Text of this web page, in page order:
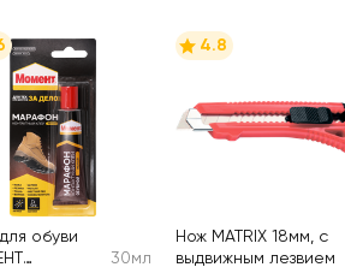
обуви
30мл
4.8
Нож MATRIX 18мм, с
выдвижным лезвием